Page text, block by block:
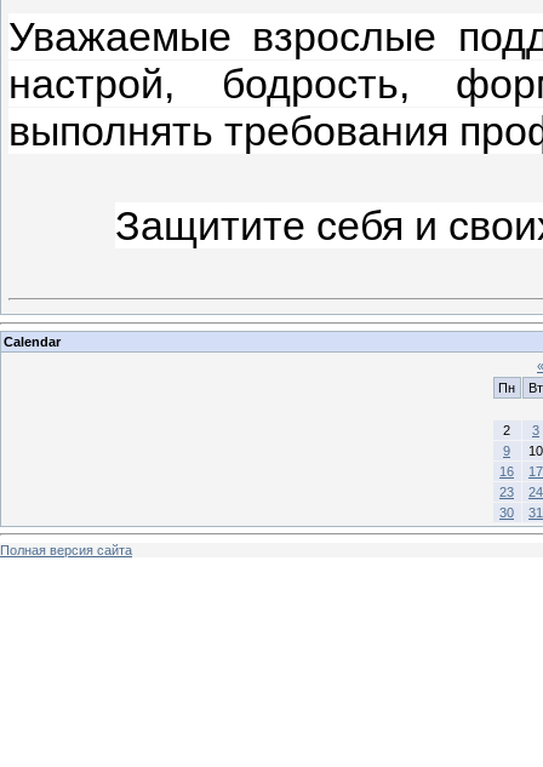
Уважаемые взрослые
настрой, бодрость,
выполнять требования
Защитите себя и
Calendar
«
Пн
Вт
2
3
9
10
16
17
23
24
30
31
Полная версия сайта